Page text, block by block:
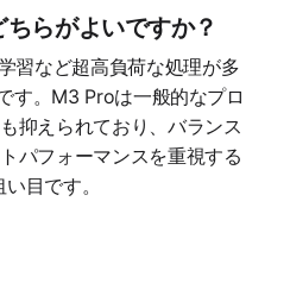
らがよいですか？
習など超高負荷な処理が多
す。M3 Proは一般的なプロ
抑えられており、バランス
パフォーマンスを重視する
目です。